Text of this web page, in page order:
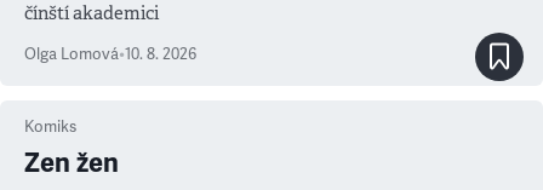
čínští akademici
Olga Lomová•10. 8. 2026
Komiks
Zen žen